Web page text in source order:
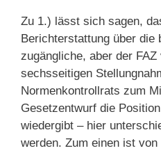
Zu 1.) lässt sich sagen,
Berichterstattung über die
zugängliche, aber der FAZ
sechsseitigen
Normenkontrollrats zum
Gesetzentwurf die
wiedergibt – hier
werden. Zum einen ist von